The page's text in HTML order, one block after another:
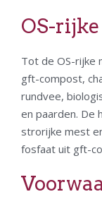
OS-
Tot de OS-rijke
gft-compost,
rundvee,
en paarden. De
strorijke mest
fosfaat uit gft-